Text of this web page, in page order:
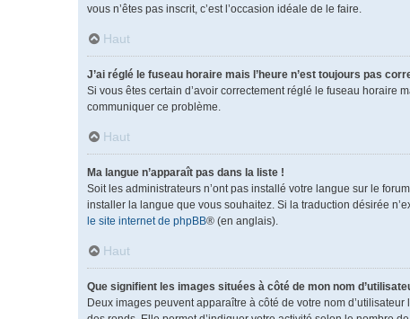
vous n’êtes pas inscrit, c’est l’occasion idéale de le faire.
Haut
J’ai réglé le fuseau horaire mais l’heure n’est toujours pas
Si vous êtes certain d’avoir correctement réglé le fuseau horaire
communiquer ce problème.
Haut
Ma langue n’apparaît pas dans la liste !
Soit les administrateurs n’ont pas installé votre langue sur le
installer la langue que vous souhaitez. Si la traduction désirée
le site internet de phpBB® (en anglais).
Haut
Que signifient les images situées à côté de mon nom
Deux images peuvent apparaître à côté de votre nom